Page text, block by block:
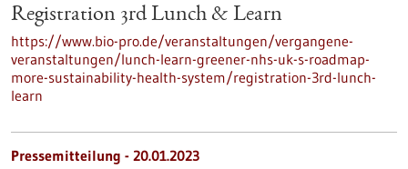
Registration 3rd Lunch & Learn
https://www.bio-pro.de/veranstaltungen/vergangene-
veranstaltungen/lunch-learn-greener-nhs-uk-s-roadmap-
more-sustainability-health-system/registration-3rd-lunch-
learn
Pressemitteilung - 20.01.2023